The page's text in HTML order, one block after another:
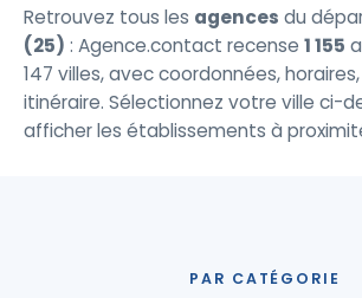
Retrouvez tous les agences du
(25) : Agence.contact recense 1 155
147 villes, avec coordonnées,
itinéraire. Sélectionnez votre ville ci-
afficher les établissements à
PAR CATÉGORIE